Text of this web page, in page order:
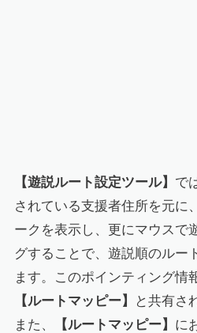
【遊説ルート設定ツール】 で
されている支援者住所を元に
ークを表示し、更にマウスで
グすることで、遊説順のルー
ます。このポインティング情
【ルートマッピー】
と共有さ
また、
【ルートマッピー】 に